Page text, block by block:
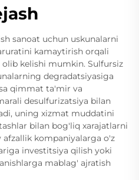
sanoat uchun uskunalarni
kamaytirish orqali
kelishi mumkin. Sulfursiz
degradatsiyasiga
qimmat ta'mir va
desulfurizatsiya bilan
uning xizmat muddatini
bilan bog'liq xarajatlarni
kompaniyalarga o'z
investitsiya qilish yoki
mablag' ajratish